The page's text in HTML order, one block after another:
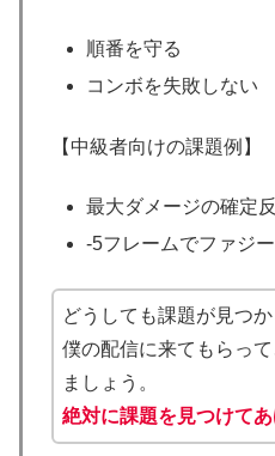
順番を守る
コンボを失敗しない
【中級者向けの課題例】
最大ダメージの確定
-5フレームでファジ
どうしても課題が見つか
僕の配信に来てもらっ
ましょう。
絶対に課題を見つけて